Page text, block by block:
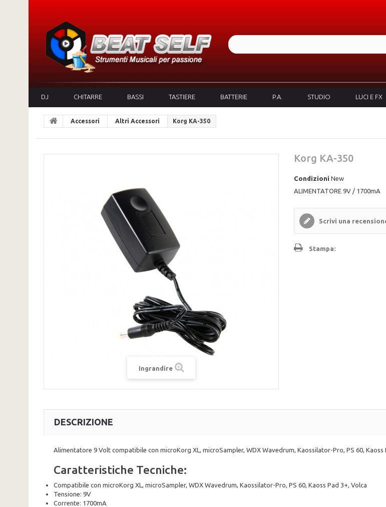
DJ CHITARRE BASSI TASTIERE BATTERIE P.A. STUDIO LUCI E FX
Accessori Altri Accessori Korg KA-350
Ingrandire
Korg KA-350
Condizioni New
ALIMENTATORE 9V / 1700mA
Scrivi una
Stampa:
DESCRIZIONE
Alimentatore 9 Volt compatibile con microKorg XL, microSampler, WDX Wavedrum, Kaossilator-Pro, PS 60, Kaoss
Caratteristiche Tecniche:
Compatibile con microKorg XL, microSampler, WDX Wavedrum, Kaossilator-Pro, PS 60, Kaoss Pad 3+, Volca
Tensione: 9V
Corrente: 1700mA